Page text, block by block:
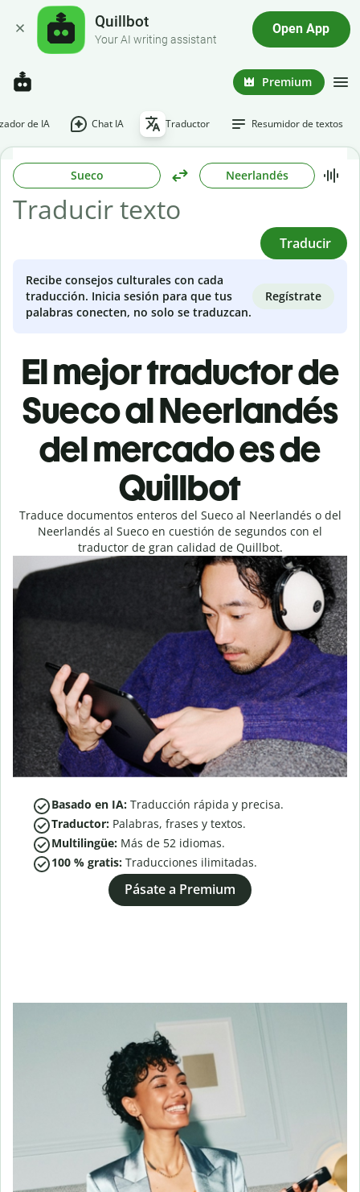
Quillbot
Your AI writing assistant
Open App
Premium
de IA Chat IA Traductor Resumidor de textos
Sueco Neerlandés
Traducir
Recibe consejos culturales con cada
traducción. Inicia sesión para que tus
palabras conecten, no solo se traduzcan.
Regístrate
El mejor traductor de
Sueco al Neerlandés
del mercado es de
Quillbot
Traduce documentos enteros del Sueco al Neerlandés o del
Neerlandés al Sueco en cuestión de segundos con el
traductor de gran calidad de Quillbot.
Basado en IA: Traducción rápida y precisa.
Traductor: Palabras, frases y textos.
Multilingüe: Más de 52 idiomas.
100 % gratis: Traducciones ilimitadas.
Pásate a Premium